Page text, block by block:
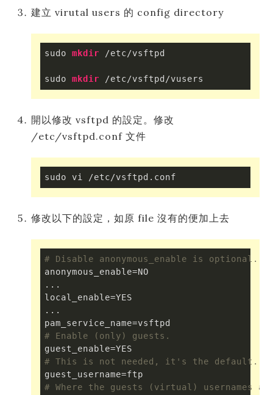
建立 virutal users 的 config directory
sudo mkdir /etc/vsftpd
sudo mkdir /etc/vsftpd/vusers
開以修改 vsftpd 的設定。修改
/etc/vsftpd.conf 文件
sudo vi /etc/vsftpd.conf
修改以下的設定，如原 file 沒有的便加上去
# Disable anonymous_enable is optional.
anonymous_enable=NO
...
local_enable=YES
...
# Enable (only) guests.
# This is not needed, it's the default.
# Where the guests (virtual) usernames